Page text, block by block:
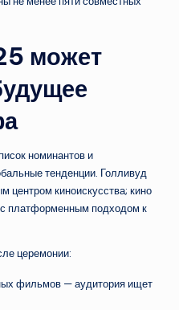
может
номинантов и
тенденции. Голливуд
центром киноискусства; кино
платформенным подходом к
церемонии:
фильмов — аудитория ищет